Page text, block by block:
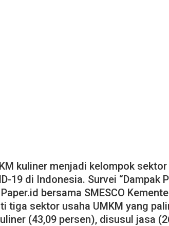
kuliner menjadi kelompok
19 di Indonesia. Survei “Dampak
bersama SMESCO
tiga sektor usaha UMKM yang
(43,09 persen), disusul jasa